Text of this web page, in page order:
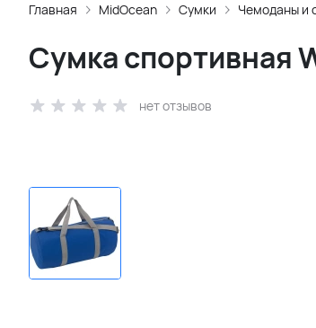
Главная MidOcean Сумки Чемоданы и
Сумка спортивная
нет отзывов